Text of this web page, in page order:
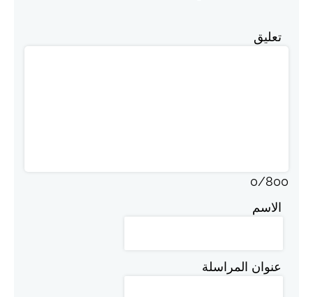
تعليق
0/800
الاسم
عنوان المراسلة